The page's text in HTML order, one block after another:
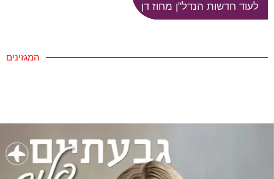
לעוד חדשות הנדל"ן מחוז דן
המגזינים